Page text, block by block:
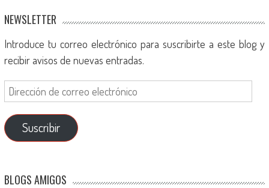
NEWSLETTER
Introduce tu correo electrónico para suscribirte a este blog y
recibir avisos de nuevas entradas.
Suscribir
BLOGS AMIGOS